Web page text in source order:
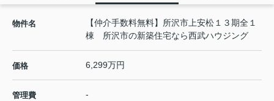
物件名
【仲介手数料無料】所沢市上安松１３期全１
棟 所沢市の新築住宅なら西武ハウジング
価格 6,299万円
管理費 -